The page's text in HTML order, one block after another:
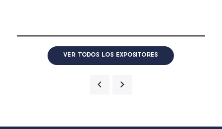
VER TODOS LOS EXPOSITORES